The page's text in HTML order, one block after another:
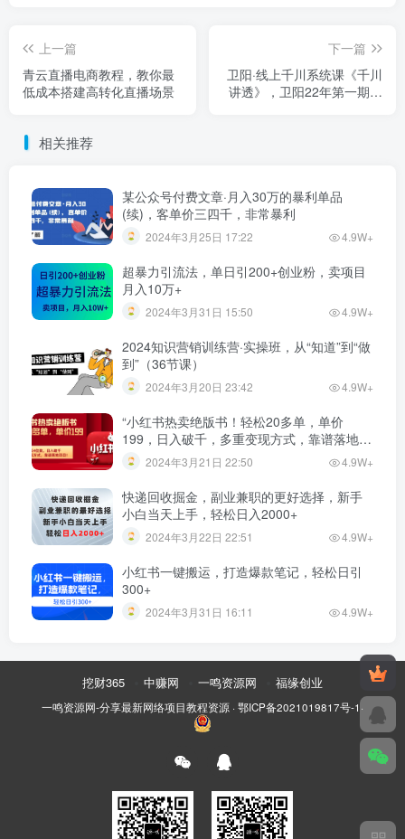
上一篇
青云直播电商教程，教你最
低成本搭建高转化直播场景
下一篇
卫阳·线上千川系统课《千川
讲透》，卫阳22年第一期课
相关推荐
某公众号付费文章·月入30万的暴利单品
(续)，客单价三四千，非常暴利
2024年3月25日 17:22 4.9W+
超暴力引流法，单日引200+创业粉，卖项目
月入10万+
2024年3月31日 15:50 4.9W+
2024知识营销训练营·实操班，从“知道”到“做
到”（36节课）
2024年3月20日 23:42 4.9W+
“小红书热卖绝版书！轻松20多单，单价
199，日入破千，多重变现方式，靠谱落地项
目！”2024年3月21日 22:50 4.9W+
快递回收掘金，副业兼职的更好选择，新手
小白当天上手，轻松日入2000+
2024年3月22日 22:51 4.9W+
小红书一键搬运，打造爆款笔记，轻松日引
300+
2024年3月31日 16:11 4.9W+
挖财365 中赚网 一鸣资源网 福缘创业
一鸣资源网-分享最新网络项目教程资源 · 鄂ICP备2021019817号-1 ·